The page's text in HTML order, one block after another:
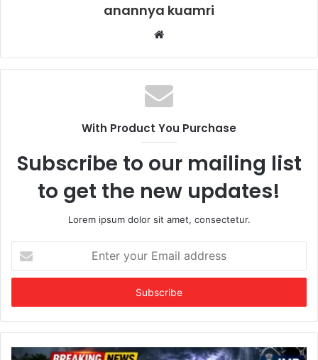
anannya kuamri
Website
With Product You Purchase
Subscribe to our mailing list
to get the new updates!
Lorem ipsum dolor sit amet, consectetur.
your
Email